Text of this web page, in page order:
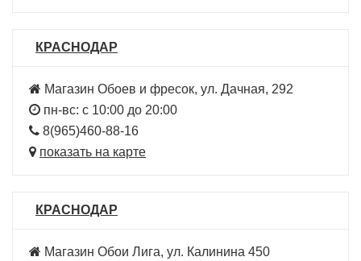
КРАСНОДАР
Магазин Обоев и фресок, ул. Дачная, 292
пн-вс: с 10:00 до 20:00
8(965)460-88-16
показать на карте
КРАСНОДАР
Магазин Обои Лига, ул. Калинина 450